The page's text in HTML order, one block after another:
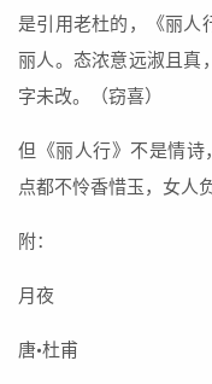
是引用老杜的，《丽人
丽人。态浓意远淑且真
字未改。（窃喜）
但《丽人行》不是情
点都不怜香惜玉，女人
附：
月夜
唐·杜甫